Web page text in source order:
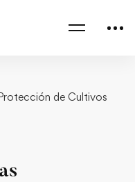
de Cultivos